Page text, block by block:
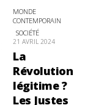
MONDE
CONTEMPORAIN
SOCIÉTÉ
21 AVRIL 2024
La
Révolution
légitime ?
Les Justes